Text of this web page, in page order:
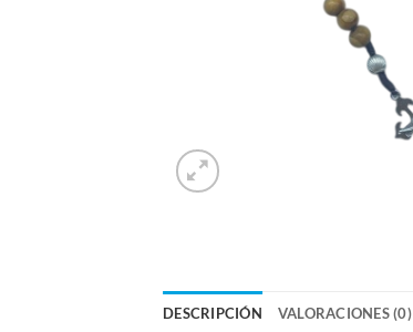
DESCRIPCIÓN VALORACIONES (0)